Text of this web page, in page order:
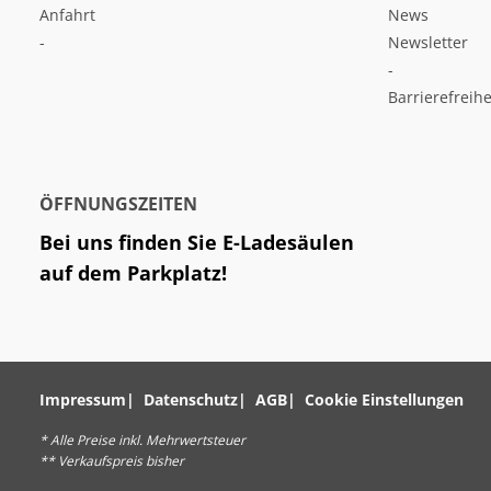
Anfahrt
-
News
Newsletter
-
ÖFFNUNGSZEITEN
Bei uns finden Sie E-Ladesäulen
auf dem Parkplatz!
Impressum Datenschutz AGB Cookie Einstellungen
* Alle Preise inkl. Mehrwertsteuer
** Verkaufspreis bisher